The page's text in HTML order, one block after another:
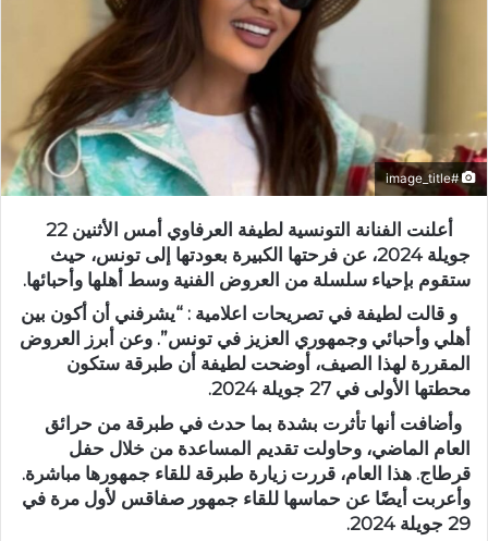
#image_title
أعلنت الفنانة التونسية لطيفة العرفاوي أمس الأثنين 22
جويلة 2024، عن فرحتها الكبيرة بعودتها إلى تونس، حيث
ستقوم بإحياء سلسلة من العروض الفنية وسط أهلها وأحبائها.
و قالت لطيفة في تصريحات اعلامية : “يشرفني أن أكون بين
أهلي وأحبائي وجمهوري العزيز في تونس”. وعن أبرز العروض
المقررة لهذا الصيف، أوضحت لطيفة أن طبرقة ستكون
محطتها الأولى في 27 جويلة 2024.
وأضافت أنها تأثرت بشدة بما حدث في طبرقة من حرائق
العام الماضي، وحاولت تقديم المساعدة من خلال حفل
قرطاج. هذا العام، قررت زيارة طبرقة للقاء جمهورها مباشرة.
وأعربت أيضًا عن حماسها للقاء جمهور صفاقس لأول مرة في
29 جويلة 2024.